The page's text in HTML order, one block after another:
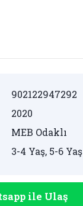
902122947292
2020
MEB Odaklı
3-4 Yaş, 5-6 Yaş
ile Ulaş